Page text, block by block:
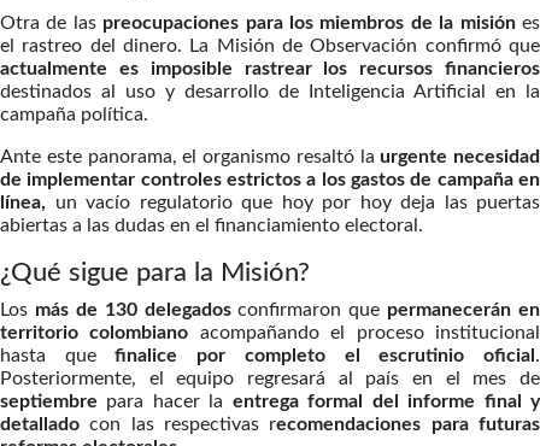
Otra de las preocupaciones para los miembros de la misiónes
el rastreo del dinero. La Misión de Observación confirmó que
actualmente es imposible rastrear los recursos financieros
destinados al uso y desarrollo de Inteligencia Artificial en la
campaña política.
Ante este panorama, el organismo resaltó laurgente necesidad
de implementar controles estrictos a los gastos de campaña en
línea, un vacío regulatorio que hoy por hoy deja las puertas
abiertas a las dudas en el financiamiento electoral.
¿Qué sigue para la Misión?
Los más de 130 delegadosconfirmaron que permanecerán en
territorio colombiano acompañando el proceso institucional
hasta quefinalice por completo el escrutinio oficial .
Posteriormente, el equipo regresará al país en el mes de
septiembre para hacer la entrega formal del informe final y
detallado con las respectivas recomendaciones para futuras